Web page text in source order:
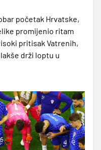
početak Hrvatske,
promijenio ritam
pritisak Vatrenih,
drži loptu u